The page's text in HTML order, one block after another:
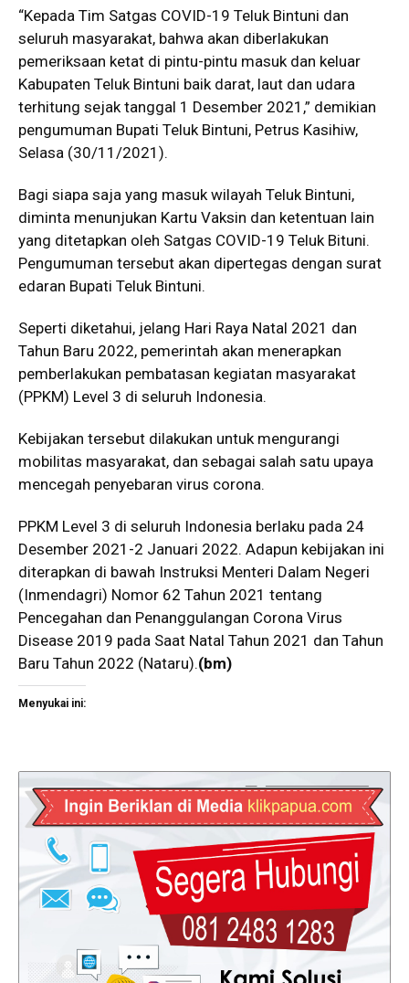
“Kepada Tim Satgas COVID-19 Teluk Bintuni dan
seluruh masyarakat, bahwa akan diberlakukan
pemeriksaan ketat di pintu-pintu masuk dan keluar
Kabupaten Teluk Bintuni baik darat, laut dan udara
terhitung sejak tanggal 1 Desember 2021,” demikian
pengumuman Bupati Teluk Bintuni, Petrus Kasihiw,
Selasa (30/11/2021).
Bagi siapa saja yang masuk wilayah Teluk Bintuni,
diminta menunjukan Kartu Vaksin dan ketentuan lain
yang ditetapkan oleh Satgas COVID-19 Teluk Bituni.
Pengumuman tersebut akan dipertegas dengan surat
edaran Bupati Teluk Bintuni.
Seperti diketahui, jelang Hari Raya Natal 2021 dan
Tahun Baru 2022, pemerintah akan menerapkan
pemberlakukan pembatasan kegiatan masyarakat
(PPKM) Level 3 di seluruh Indonesia.
Kebijakan tersebut dilakukan untuk mengurangi
mobilitas masyarakat, dan sebagai salah satu upaya
mencegah penyebaran virus corona.
PPKM Level 3 di seluruh Indonesia berlaku pada 24
Desember 2021-2 Januari 2022. Adapun kebijakan ini
diterapkan di bawah Instruksi Menteri Dalam Negeri
(Inmendagri) Nomor 62 Tahun 2021 tentang
Pencegahan dan Penanggulangan Corona Virus
Disease 2019 pada Saat Natal Tahun 2021 dan Tahun
Baru Tahun 2022 (Nataru).(bm)
Menyukai ini: